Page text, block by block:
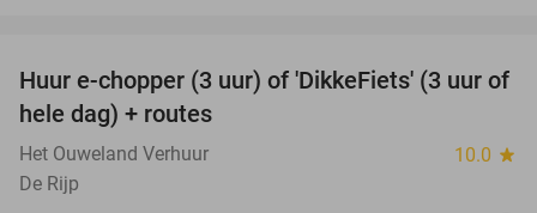
50%
Huur e-chopper (3 uur) of 'DikkeFiets' (3 uur of
hele dag) + routes
Het Ouweland Verhuur 10.0 star
De Rijp